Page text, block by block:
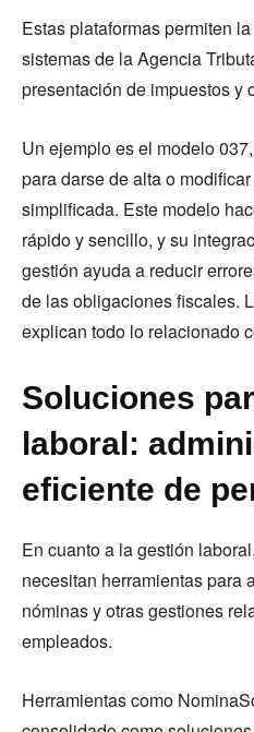
Estas plataformas permiten
sistemas de la Agencia
presentación de impuestos y
Un ejemplo es el modelo
para darse de alta o
simplificada. Este modelo
rápido y sencillo, y su
gestión ayuda a reducir
de las obligaciones fiscales.
explican todo lo relacionado
Soluciones
laboral:
eficiente de
En cuanto a la gestión
necesitan herramientas para
nóminas y otras gestiones
empleados.
Herramientas como